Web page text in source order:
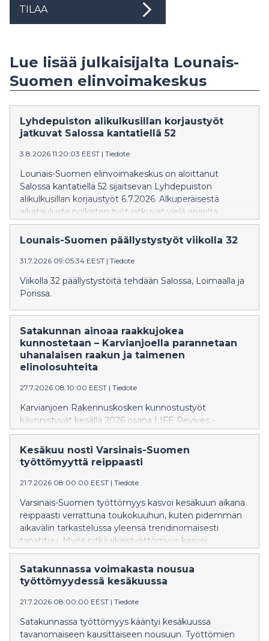
TILAA
Lue lisää julkaisijalta Lounais-
Suomen elinvoimakeskus
Lyhdepuiston alikulkusillan korjaustyöt
jatkuvat Salossa kantatiellä 52
3.8.2026 11:20:03 EEST | Tiedote
Lounais-Suomen elinvoimakeskus on aloittanut
Salossa kantatiellä 52 sijaitsevan Lyhdepuiston
alikulkusillan korjaustyöt 6.7.2026. Alkuperäisestä
aikataulusta poiketen työt jatkuvat vielä arviolta
elokuun loppuun saakka. Korjaustöiden aikana toinen
ajokaista on poissa käytöstä ja liikenne on ohjattu
aiheutuu haittaa liikenteelle.
Lounais-Suomen päällystystyöt viikolla 32
31.7.2026 09:05:34 EEST | Tiedote
Viikolla 32 päällystystöitä tehdään Salossa, Loimaalla ja
Porissa.
Satakunnan ainoaa raakkujokea
kunnostetaan – Karvianjoella parannetaan
uhanalaisen raakun ja taimenen
elinolosuhteita
27.7.2026 08:10:00 EEST | Tiedote
Karvianjoen Rakennuskosken kunnostustyöt
käynnistyvät kesällä 2026 osana LIFE Revives -
hanketta. Tavoitteena on lisätä erittäin uhanalaisen
jokihelmisimpukan eli raakun sekä sen isäntäkalan
taimenen elinympäristöjä Satakunnan ainoassa jäljellä
olevassa raakkujoessa. Kunnostuksen aikana
järjestetään mediapäivä 6.8.2026, jolloin kunnostuksia
Kesäkuu nosti Varsinais-Suomen
työttömyyttä reippaasti
21.7.2026 08:00:00 EEST | Tiedote
Varsinais-Suomen työttömyys kasvoi kesäkuun aikana
reippaasti verrattuna toukokuuhun, kuten pidemmän
aikavälin tarkastelussa yleensä trendinomaisesti
tapahtuu. Myös pitkäaikaistyöttömyys kasvoi
kesäkuun aikana voimakkaasti. Julkisten palveluiden
kautta mitattava työvoiman kysyntä pysyi edelleen
melko vaisuna, mutta avoimien työpaikkojen määrä
Satakunnassa voimakasta nousua
työttömyydessä kesäkuussa
21.7.2026 08:00:00 EEST | Tiedote
Satakunnassa työttömyys kääntyi kesäkuussa
tavanomaiseen kausittaiseen nousuun. Työttömien